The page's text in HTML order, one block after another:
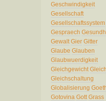
Geschwindigkeit
Gesellschaft
Gesellschaftssystem
Gespraech
Gewalt Gier Gitter
Glaube Glauben
Glaubwuerdigkeit
Gleichgewicht
Gleichschaltung
Globalisierung
Gotovina Gott Grass